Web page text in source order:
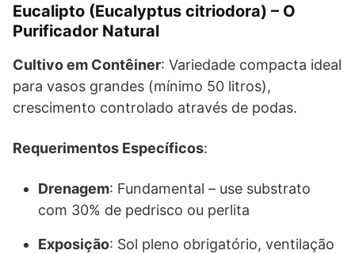
Eucalipto (Eucalyptus citriodora) – O
Purificador Natural
Cultivo em Contêiner: Variedade compacta ideal
para vasos grandes (mínimo 50 litros),
crescimento controlado através de podas.
Requerimentos Específicos:
Drenagem: Fundamental – use substrato
com 30% de pedrisco ou perlita
Exposição: Sol pleno obrigatório, ventilação